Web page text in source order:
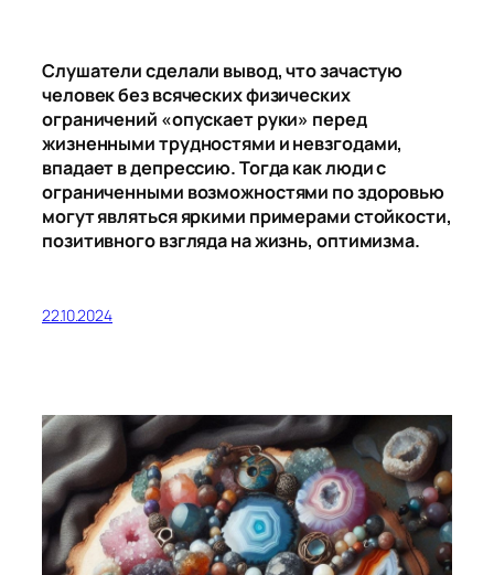
Слушатели сделали вывод, что зачастую
человек без всяческих физических
ограничений «опускает руки» перед
жизненными трудностями и невзгодами,
впадает в депрессию. Тогда как люди с
ограниченными возможностями по здоровью
могут являться яркими примерами стойкости,
позитивного взгляда на жизнь, оптимизма.
22.10.2024